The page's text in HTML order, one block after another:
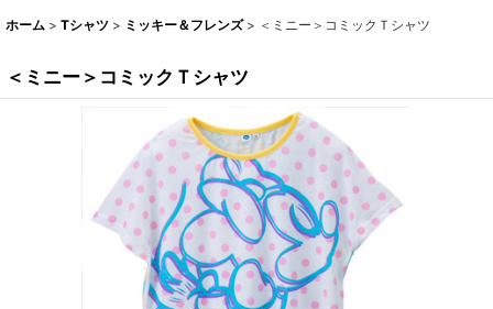
ホーム > Tシャツ > ミッキー＆フレンズ > ＜ミニー＞コミックＴシャツ
＜ミニー＞コミックＴシャツ